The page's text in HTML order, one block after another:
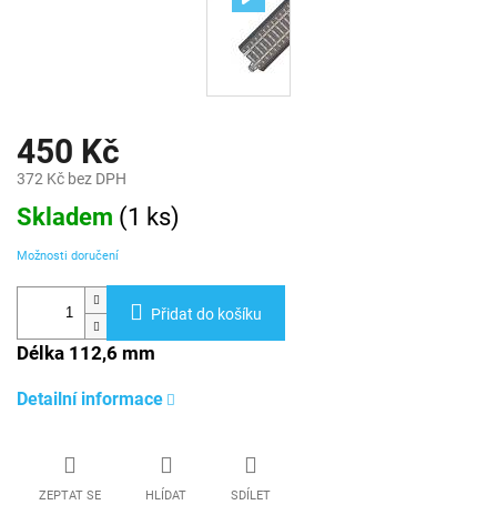
450 Kč
372 Kč bez DPH
Měrná
cena:
Skladem (1 ks)
Možnosti doručení
Přidat do košíku
Délka 112,6 mm
Detailní informace
ZEPTAT SE HLÍDAT SDÍLET